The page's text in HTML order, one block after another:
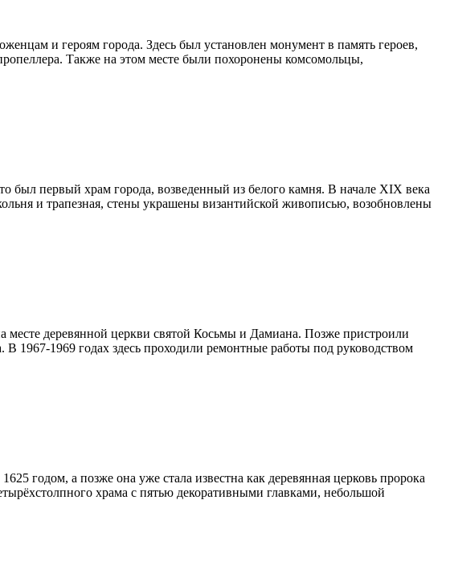
и героям города. Здесь был установлен монумент в память героев,
Также на этом месте были похоронены комсомольцы,
первый храм города, возведенный из белого камня. В начале XIX века
и трапезная, стены украшены византийской живописью, возобновлены
месте деревянной церкви святой Косьмы и Дамиана. Позже пристроили
1967-1969 годах здесь проходили ремонтные работы под руководством
годом, а позже она уже стала известна как деревянная церковь пророка
храма с пятью декоративными главками, небольшой